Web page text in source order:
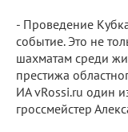
- Проведение
событие. Это не
шахматам среди
престижа
ИА vRossi.ru один
гроссмейстер